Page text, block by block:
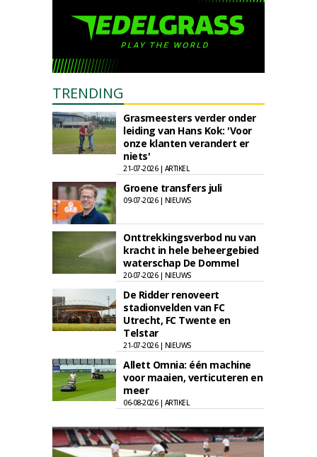
TRENDING
Grasmeesters verder onder
leiding van Hans Kok: 'Voor
onze klanten verandert er
niets'
21-07-2026 | ARTIKEL
Groene transfers juli
09-07-2026 | NIEUWS
Onttrekkingsverbod nu van
kracht in hele beheergebied
waterschap De Dommel
20-07-2026 | NIEUWS
De Ridder renoveert
stadionvelden van FC
Utrecht, FC Twente en
Telstar
21-07-2026 | NIEUWS
Allett Omnia: één machine
voor maaien, verticuteren en
meer
06-08-2026 | ARTIKEL